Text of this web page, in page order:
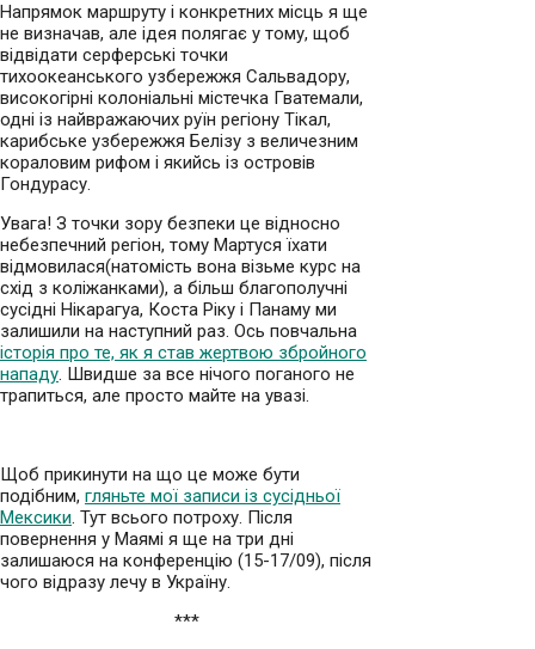
Напрямок маршруту і конкретних місць я ще
не визначав, але ідея полягає у тому, щоб
відвідати серферські точки
тихоокеанського узбережжя Сальвадору,
високогірні колоніальні містечка Гватемали,
одні із найвражаючих руїн регіону Тікал,
карибське узбережжя Белізу з величезним
кораловим рифом і якийсь із островів
Гондурасу.
Увага! З точки зору безпеки це відносно
небезпечний регіон, тому Мартуся їхати
відмовилася(натомість вона візьме курс на
схід з коліжанками), а більш благополучні
сусідні Нікарагуа, Коста Ріку і Панаму ми
залишили на наступний раз. Ось повчальна
історія про те, як я став жертвою збройного
нападу. Швидше за все нічого поганого не
трапиться, але просто майте на увазі.
Щоб прикинути на що це може бути
подібним, гляньте мої записи із сусідньої
Мексики. Тут всього потроху. Після
повернення у Маямі я ще на три дні
залишаюся на конференцію (15-17/09), після
чого відразу лечу в Україну.
***